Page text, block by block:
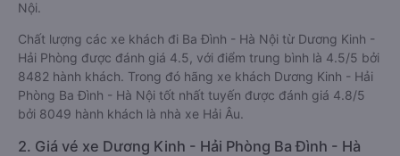
Nội.
Chất lượng các xe khách đi Ba Đình - Hà Nội từ Dương Kinh -
Hải Phòng được đánh giá 4.5, với điểm trung bình là 4.5/5 bởi
8482 hành khách. Trong đó hãng xe khách Dương Kinh - Hải
Phòng Ba Đình - Hà Nội tốt nhất tuyến được đánh giá 4.8/5
bởi 8049 hành khách là nhà xe Hải Âu.
2. Giá vé xe Dương Kinh - Hải Phòng Ba Đình - Hà